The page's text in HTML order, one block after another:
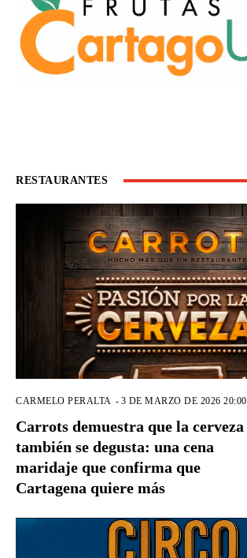
RESTAURANTES
CARMELO PERALTA - 3 DE MARZO DE 2026 20:00
Carrots demuestra que la cerveza
también se degusta: una cena
maridaje que confirma que
Cartagena quiere más